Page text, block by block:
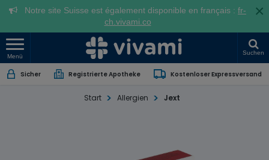
Notre site Suisse est également disponible en français : fr-
ch.vivami.co
×
Menü
Suchen
Sicher Registrierte Apotheke Kostenloser Expressversand
Start Allergien Jext